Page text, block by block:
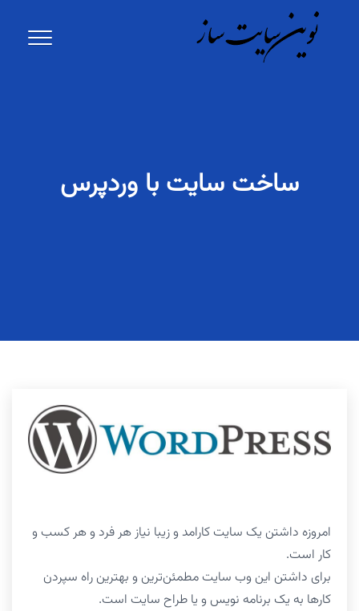
ساخت سایت با وردپرس
امروزه داشتن یک سایت کارامد و زیبا نیاز هر فرد و هر کسب و
کار است.
برای داشتن این وب سایت مطمئن‌ترین و بهترین راه سپردن
کارها به یک برنامه نویس و یا طراح سایت است.